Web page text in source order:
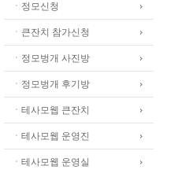
ㆍ정모신청
ㆍ큰잔치 참가신청
ㆍ정모벙개 사진방
ㆍ정모벙개 후기방
ㆍ테사모웹 큰잔치
ㆍ테사모웹 운영진
ㆍ테사모웹 운영실